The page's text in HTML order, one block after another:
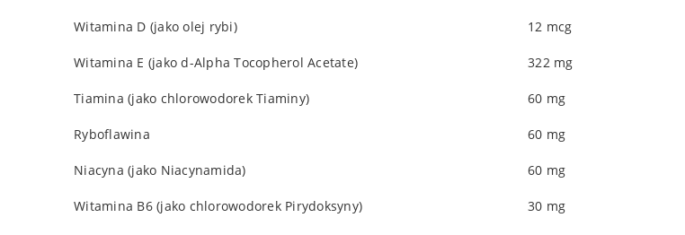
Witamina D (jako olej rybi) 12 mcg
Witamina E (jako d-Alpha Tocopherol Acetate) 322 mg
Tiamina (jako chlorowodorek Tiaminy) 60 mg
Ryboflawina 60 mg
Niacyna (jako Niacynamida) 60 mg
Witamina B6 (jako chlorowodorek Pirydoksyny) 30 mg